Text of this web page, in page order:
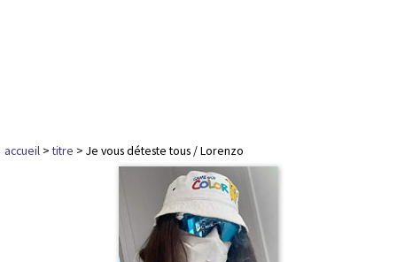
accueil >titre > Je vous déteste tous / Lorenzo